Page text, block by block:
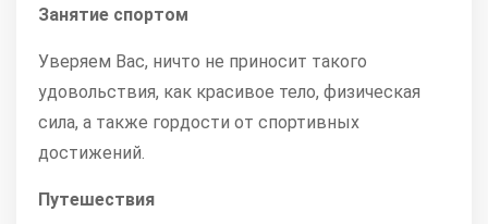
Занятие спортом
Уверяем Вас, ничто не приносит такого
удовольствия, как красивое тело, физическая
сила, а также гордости от спортивных
достижений.
Путешествия